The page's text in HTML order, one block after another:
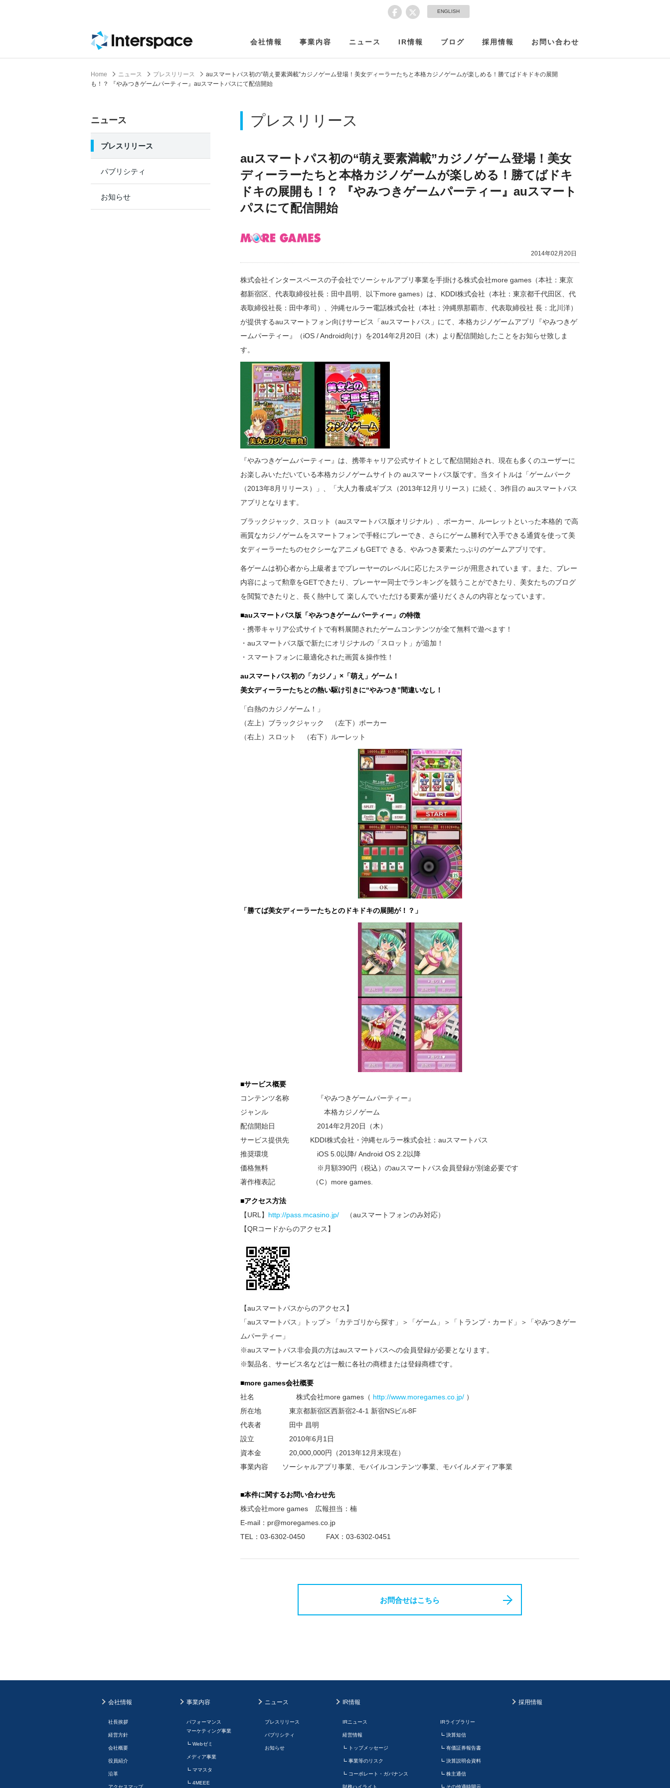
ENGLISH
会社情報 事業内容 ニュース IR情報 ブログ 採用情報 お問い合わせ
Home ニュース プレスリリース
auスマートパス初の“萌え要素満載”カジノゲーム登場！美女ディーラーたちと本格カジノゲームが楽しめる！勝てばドキドキの展開
も！？ 『やみつきゲームパーティー』auスマートパスにて配信開始
プレスリリース
auスマートパス初の“萌え要素満載”カジノゲーム登場！美女
ディーラーたちと本格カジノゲームが楽しめる！勝てばドキ
ドキの展開も！？ 『やみつきゲームパーティー』auスマート
パスにて配信開始
2014年02月20日
株式会社インタースペースの子会社でソーシャルアプリ事業を手掛ける株式会社more games（本社：東京
都新宿区、代表取締役社長：田中昌明、以下more games）は、KDDI株式会社（本社：東京都千代田区、代
表取締役社長：田中孝司）、沖縄セルラー電話株式会社（本社：沖縄県那覇市、代表取締役社 長：北川洋）
が提供するauスマートフォン向けサービス「auスマートパス」にて、本格カジノゲームアプリ『やみつきゲ
ームパーティー』（iOS / Android向け）を2014年2月20日（木）より配信開始したことをお知らせ致しま
す。
『やみつきゲームパーティー』は、携帯キャリア公式サイトとして配信開始され、現在も多くのユーザーに
お楽しみいただいている本格カジノゲームサイトの auスマートパス版です。当タイトルは「ゲームパーク
（2013年8月リリース）」、「大人力養成ギブス（2013年12月リリース）に続く、3作目の auスマートパス
アプリとなります。
ブラックジャック、スロット（auスマートパス版オリジナル）、ポーカー、ルーレットといった本格的 で高
画質なカジノゲームをスマートフォンで手軽にプレーでき、さらにゲーム勝利で入手できる通貨を使って美
女ディーラーたちのセクシーなアニメもGETで きる、やみつき要素たっぷりのゲームアプリです。
各ゲームは初心者から上級者までプレーヤーのレベルに応じたステージが用意されていま す。また、プレー
内容によって勲章をGETできたり、プレーヤー同士でランキングを競うことができたり、美女たちのブログ
を閲覧できたりと、長く熱中して 楽しんでいただける要素が盛りだくさんの内容となっています。
■auスマートパス版「やみつきゲームパーティー」の特徴
・携帯キャリア公式サイトで有料展開されたゲームコンテンツが全て無料で遊べます！
・auスマートパス版で新たにオリジナルの「スロット」が追加！
・スマートフォンに最適化された画質＆操作性！
auスマートパス初の「カジノ」×「萌え」ゲーム！
美女ディーラーたちとの熱い駆け引きに“やみつき”間違いなし！
「白熱のカジノゲーム！」
（左上）ブラックジャック （左下）ポーカー
（右上）スロット （右下）ルーレット
「勝てば美女ディーラーたちとのドキドキの展開が！？」
■サービス概要
コンテンツ名称 『やみつきゲームパーティー』
ジャンル 本格カジノゲーム
配信開始日 2014年2月20日（木）
サービス提供先 KDDI株式会社・沖縄セルラー株式会社：auスマートパス
推奨環境 iOS 5.0以降/ Android OS 2.2以降
価格無料 ※月額390円（税込）のauスマートパス会員登録が別途必要です
著作権表記 （C）more games.
■アクセス方法
【URL】 http://pass.mcasino.jp/ （auスマートフォンのみ対応）
【QRコードからのアクセス】
【auスマートパスからのアクセス】
「auスマートパス」トップ＞「カテゴリから探す」＞「ゲーム」＞「トランプ・カード」＞「やみつきゲー
ムパーティー」
※auスマートパス非会員の方はauスマートパスへの会員登録が必要となります。
※製品名、サービス名などは一般に各社の商標または登録商標です。
■more games会社概要
社名 株式会社more games（ http://www.moregames.co.jp/ ）
所在地 東京都新宿区西新宿2-4-1 新宿NSビル8F
代表者 田中 昌明
設立 2010年6月1日
資本金 20,000,000円（2013年12月末現在）
事業内容 ソーシャルアプリ事業、モバイルコンテンツ事業、モバイルメディア事業
■本件に関するお問い合わせ先
株式会社more games 広報担当：楠
E-mail： pr@moregames.co.jp
TEL：03-6302-0450 FAX：03-6302-0451
お問合せはこちら
ニュース
プレスリリース
パブリシティ
お知らせ
会社情報
社長挨拶
経営方針
会社概要
役員紹介
沿革
アクセスマップ
事業内容
パフォーマンス
マーケティング事業
Webゼミ
メディア事業
ママスタ
4MEEE
ニュース
プレスリリース
パブリシティ
お知らせ
IR情報
IRニュース
経営情報
トップメッセージ
事業等のリスク
コーポレート・ガバナンス
財務ハイライト
IRライブラリー
決算短信
有価証券報告書
決算説明会資料
株主通信
その他適時開示
採用情報